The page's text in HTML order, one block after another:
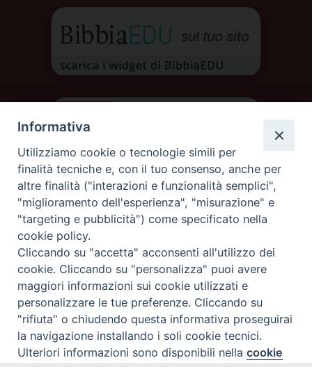
DIOCESI DI AOSTA
DIOCÈSE D'AOSTE
Rue Mgr de Sales 3/A 11100 Aosta
tel. 0165.238515 | fax: 0165.238517
Preferenze Cookie
Informativa
Utilizziamo cookie o tecnologie simili per
finalità tecniche e, con il tuo consenso, anche per
altre finalità ("interazioni e funzionalità semplici",
"miglioramento dell'esperienza", "misurazione" e
"targeting e pubblicità") come specificato nella
cookie policy.
Cliccando su "accetta" acconsenti all'utilizzo dei
cookie. Cliccando su "personalizza" puoi avere
maggiori informazioni sui cookie utilizzati e
personalizzare le tue preferenze. Cliccando su
"rifiuta" o chiudendo questa informativa proseguirai
la navigazione installando i soli cookie tecnici.
Ulteriori informazioni sono disponibili nellacookie